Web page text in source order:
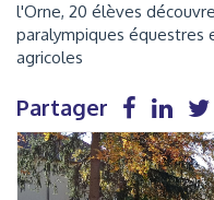
l'Orne, 20 élèves
paralympiques équestres
agricoles
Partager